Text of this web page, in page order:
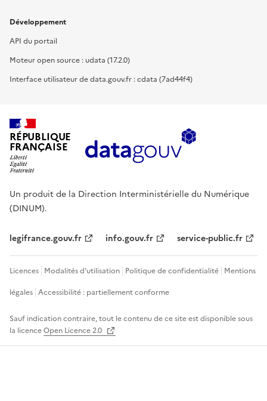
Développement
API du portail
Moteur open source : udata (17.2.0)
Interface utilisateur de data.gouv.fr : cdata (7ad44f4)
RÉPUBLIQUE
FRANÇAISE
Un produit de la Direction Interministérielle du Numérique
(DINUM).
legifrance.gouv.fr info.gouv.fr service-public.fr
Licences Modalités d'utilisation Politique de confidentialité Mentions
légales Accessibilité : partiellement conforme
Sauf indication contraire, tout le contenu de ce site est disponible sous
la licenceOpen Licence 2.0